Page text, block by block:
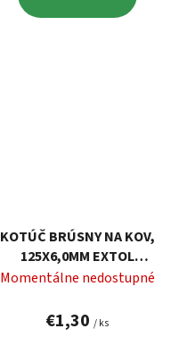
KOTÚČ BRÚSNY NA KOV,
125X6,0MM EXTOL
8808702
Momentálne nedostupné
€1,30 / ks